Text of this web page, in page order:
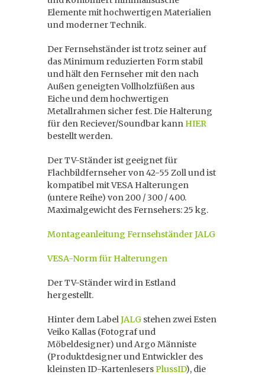
Elemente mit hochwertigen Materialien
und moderner Technik.
Der Fernsehständer ist trotz seiner auf
das Minimum reduzierten Form stabil
und hält den Fernseher mit den nach
Außen geneigten Vollholzfüßen aus
Eiche und dem hochwertigen
Metallrahmen sicher fest. Die Halterung
für den Reciever/Soundbar kann HIER
bestellt werden.
Der TV-Ständer ist geeignet für
Flachbildfernseher von 42-55 Zoll und ist
kompatibel mit VESA Halterungen
(untere Reihe) von 200 / 300 / 400.
Maximalgewicht des Fernsehers: 25 kg.
Montageanleitung Fernsehständer JALG
VESA-Norm für Halterungen
Der TV-Ständer wird in Estland
hergestellt.
Hinter dem LabelJALG stehen zwei Esten
Veiko Kallas (Fotograf und
Möbeldesigner) und Argo Männiste
(Produktdesigner und Entwickler des
kleinsten ID-KartenlesersPlussID), die